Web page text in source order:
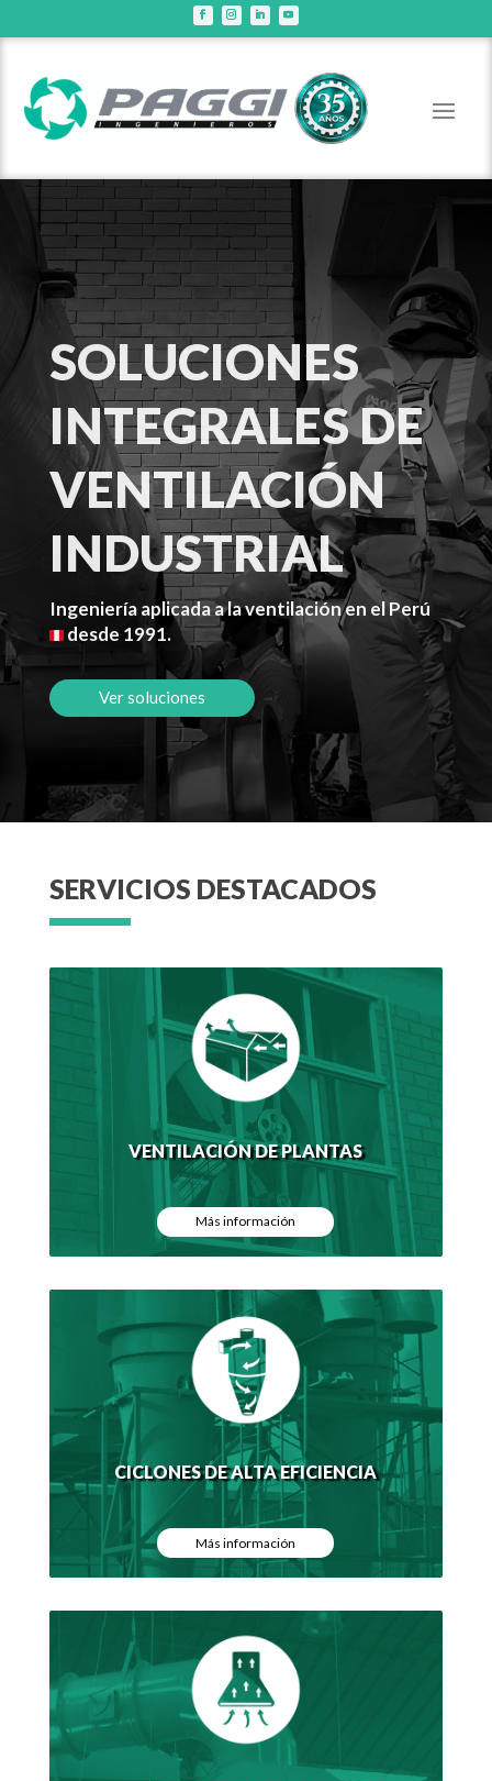
SOLUCIONES
INTEGRALES DE
VENTILACIÓN
INDUSTRIAL
Ingeniería aplicada a la ventilación en el Perú
desde 1991.
Ver soluciones
SERVICIOS DESTACADOS
VENTILACIÓN DE PLANTAS
Más información
CICLONES DE ALTA EFICIENCIA
Más información